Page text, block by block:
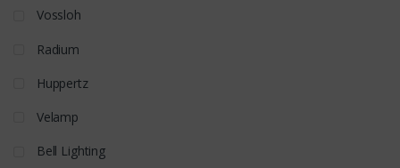
Vossloh
Radium
Huppertz
Velamp
Bell Lighting